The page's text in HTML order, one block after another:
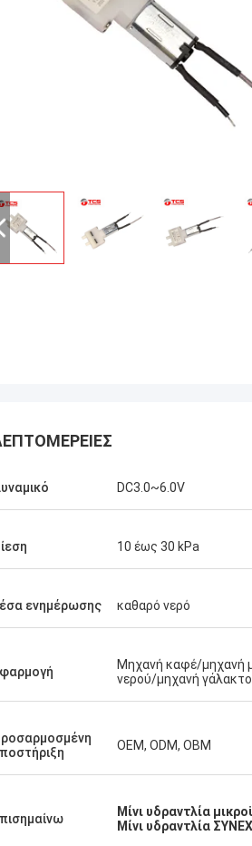
DC3.0~6.0V
10 έως 30 kPa
ενημέρωσης καθαρό νερό
Μηχανή καφέ/μηχανή
νερού/μηχανή
OEM, ODM, OBM
Μίνι υδραντλία
Μίνι υδραντλία